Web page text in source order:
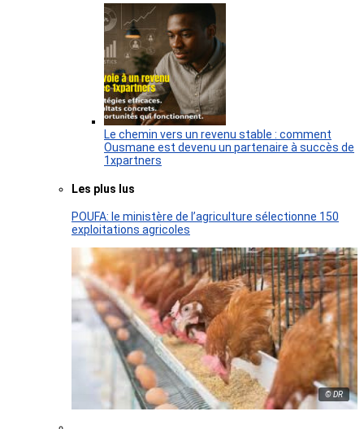
Le chemin vers un revenu stable : comment
Ousmane est devenu un partenaire à succès de
1xpartners
Les plus lus
POUFA: le ministère de l’agriculture sélectionne 150
exploitations agricoles
© DR